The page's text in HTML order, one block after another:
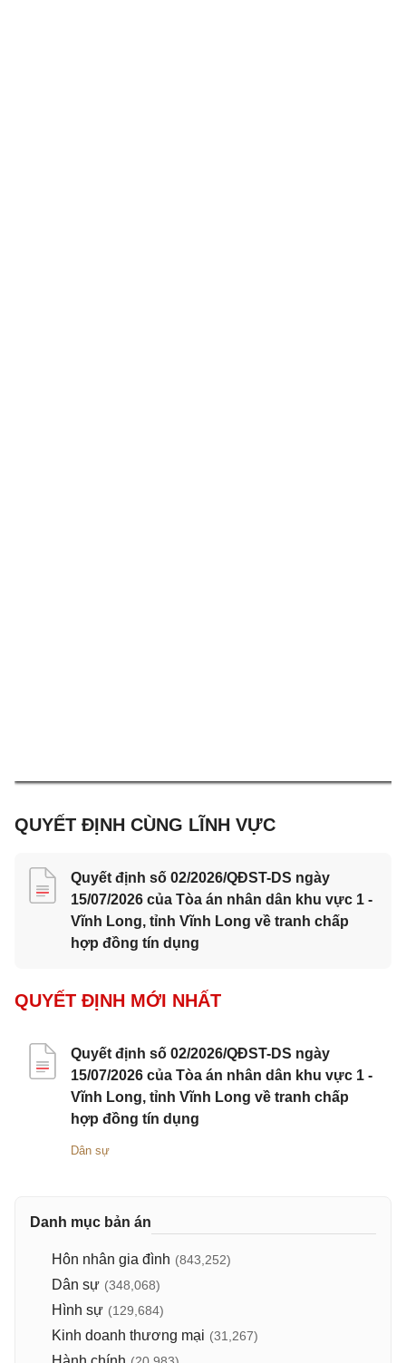
QUYẾT ĐỊNH CÙNG LĨNH VỰC
Quyết định số 02/2026/QĐST-DS ngày
15/07/2026 của Tòa án nhân dân khu vực 1 -
Vĩnh Long, tỉnh Vĩnh Long về tranh chấp
hợp đồng tín dụng
QUYẾT ĐỊNH MỚI NHẤT
Quyết định số 02/2026/QĐST-DS ngày
15/07/2026 của Tòa án nhân dân khu vực 1 -
Vĩnh Long, tỉnh Vĩnh Long về tranh chấp
hợp đồng tín dụng
Dân sự
Danh mục bản án
Hôn nhân gia đình (843,252)
Dân sự (348,068)
Hình sự (129,684)
Kinh doanh thương mại (31,267)